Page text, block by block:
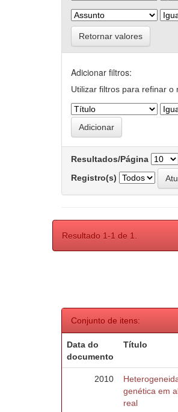
Retornar valores
Adicionar filtros:
Utilizar filtros para refinar o
Resultados/Página
Registro(s)
Resultado 1-1 de 1.
Conjunto de itens:
Data do
documento
Título
2010
genética em
real